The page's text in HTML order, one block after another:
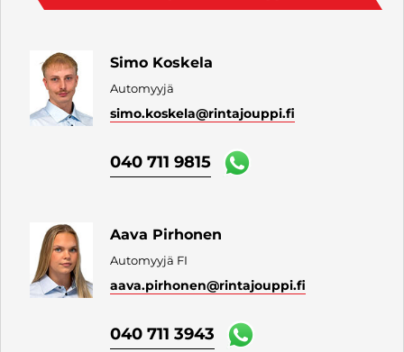
Simo Koskela
Automyyjä
simo.koskela@rintajouppi.fi
040 711 9815
Aava Pirhonen
Automyyjä FI
aava.pirhonen@rintajouppi.fi
040 711 3943